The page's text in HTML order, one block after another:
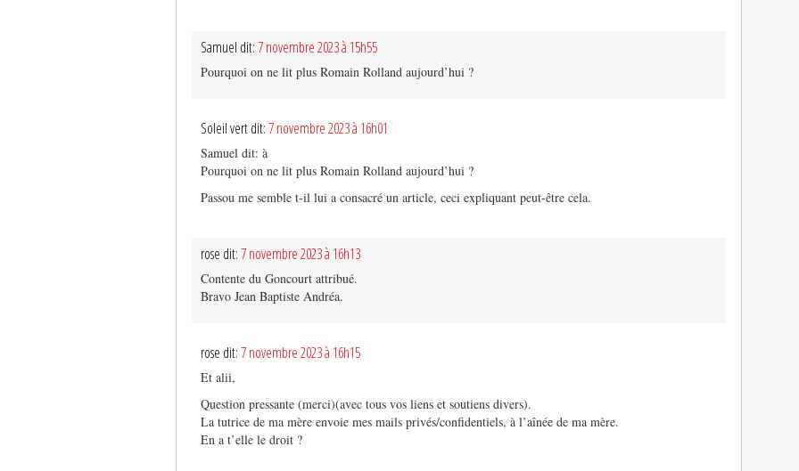
Samuel dit:7 novembre 2023 à 15h55
Pourquoi on ne lit plus Romain Rolland aujourd’hui ?
Soleil vert dit:7 novembre 2023 à 16h01
Samuel dit: à
Pourquoi on ne lit plus Romain Rolland aujourd’hui ?
Passou me semble t-il lui a consacré un article, ceci expliquant peut-être cela.
rose dit:7 novembre 2023 à 16h13
Contente du Goncourt attribué.
Bravo Jean Baptiste Andréa.
rose dit:7 novembre 2023 à 16h15
Et alii,
Question pressante (merci)(avec tous vos liens et soutiens divers).
La tutrice de ma mère envoie mes mails privés/confidentiels, à l’aînée de ma mère.
En a t’elle le droit ?